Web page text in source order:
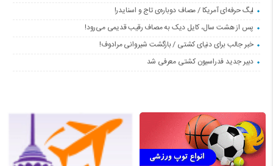
لیگ حرفه‌ای آمریکا / مصاف دوباره‌ی تاج و اسنایدر!
پس از هشت سال، کایل دیک به مصاف رقیب قدیمی می‌رود!
خبر جالب برای دنیای کشتی / بازگشت شیروانی مرادوف!
دبیر جدید فدراسیون کشتی معرفی شد